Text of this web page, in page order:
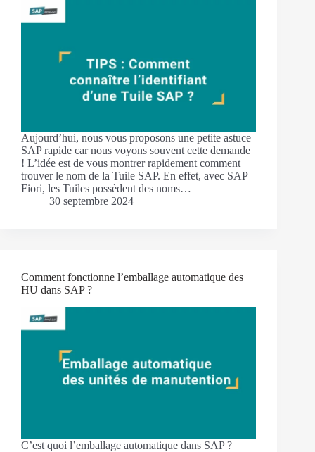
Aujourd’hui, nous vous proposons une petite astuce
SAP rapide car nous voyons souvent cette demande
! L’idée est de vous montrer rapidement comment
trouver le nom de la Tuile SAP. En effet, avec SAP
Fiori, les Tuiles possèdent des noms…
30 septembre 2024
Comment fonctionne l’emballage automatique des
HU dans SAP ?
C’est quoi l’emballage automatique dans SAP ?